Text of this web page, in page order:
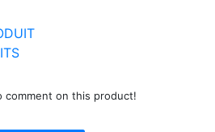
comment on this product!